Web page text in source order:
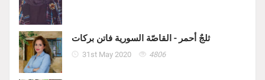
ثلجٌ أحمر - القاصّة السورية فاتن بركات
31st May 2020 4806